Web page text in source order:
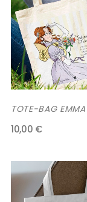
TOTE-BAG EMMA
10,00 €